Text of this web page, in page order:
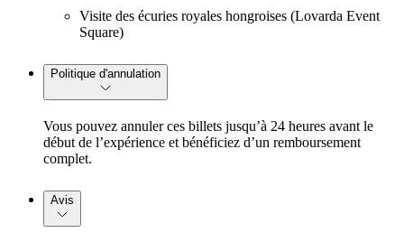
Visite des écuries royales hongroises (Lovarda Event
Square)
Politique d'annulation
Vous pouvez annuler ces billets jusqu’à 24 heures avant le
début de l’expérience et bénéficiez d’un remboursement
complet.
Avis